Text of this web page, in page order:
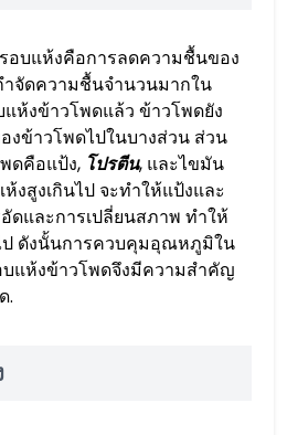
อบแห้งคือการลดความชื้นของ
จัดความชื้นจำนวนมากใน
ห้งข้าวโพดแล้ว ข้าวโพดยัง
ข้าวโพดไปในบางส่วน ส่วน
ดคือแป้ง, โปรตีน, และไขมัน
สูงเกินไป จะทำให้แป้งและ
ดและการเปลี่ยนสภาพ ทำให้
ป ดังนั้นการควบคุมอุณหภูมิใน
บแห้งข้าวโพดจึงมีความสำคัญ
.